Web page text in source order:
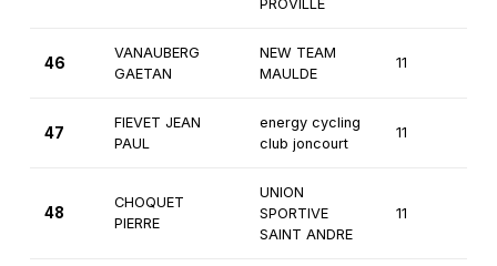
PROVILLE
46
VANAUBERG
GAETAN
NEW TEAM
MAULDE
11
47
FIEVET JEAN
PAUL
energy cycling
club joncourt
11
48
CHOQUET
PIERRE
UNION
SPORTIVE
SAINT ANDRE
11